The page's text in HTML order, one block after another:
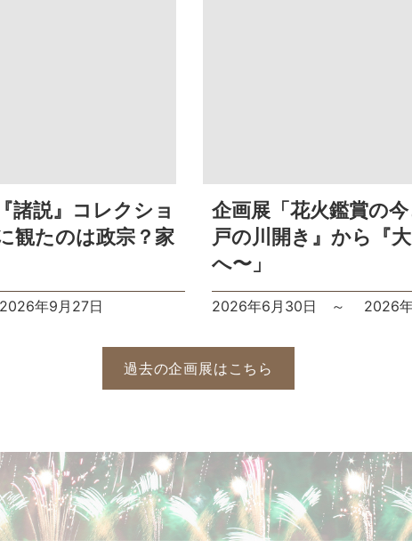
諸説』コレクショ
観たのは政宗？家
2026年9月27日
企画展「花火鑑賞の
戸の川開き』から『大
へ〜」
2026年6月30日 ～ 2026
過去の企画展はこちら